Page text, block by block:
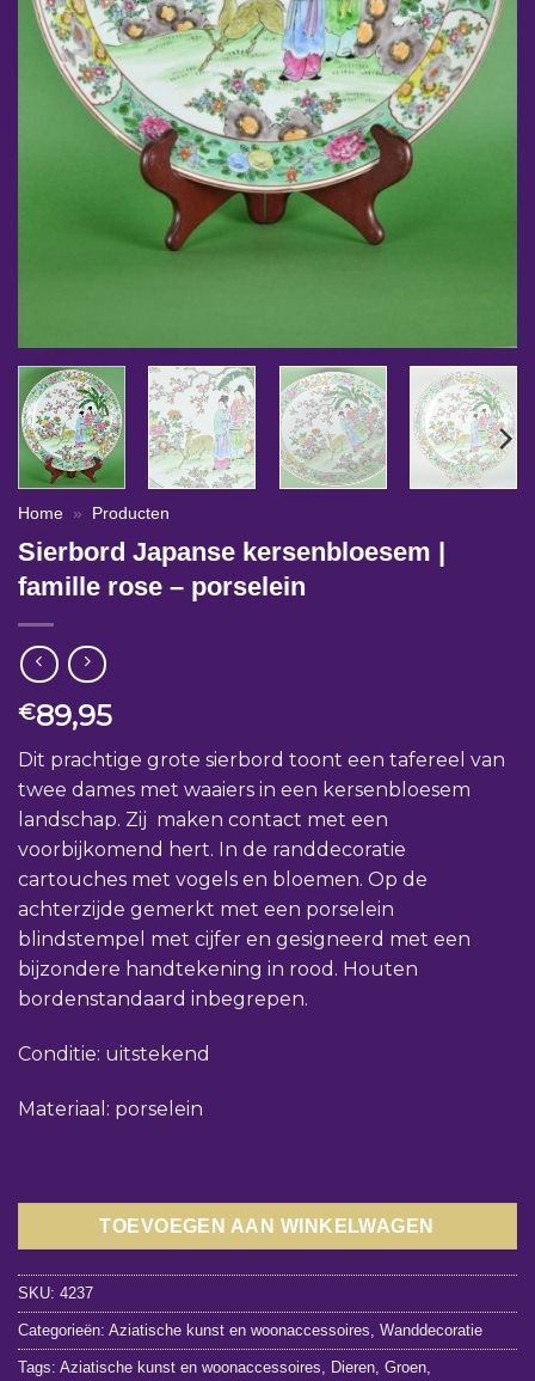
Home » Producten
Sierbord Japanse kersenbloesem |
famille rose – porselein
€89,95
Dit prachtige grote sierbord toont een tafereel van
twee dames met waaiers in een kersenbloesem
landschap. Zij maken contact met een
voorbijkomend hert. In de randdecoratie
cartouches met vogels en bloemen. Op de
achterzijde gemerkt met een porselein
blindstempel met cijfer en gesigneerd met een
bijzondere handtekening in rood. Houten
bordenstandaard inbegrepen.
Conditie: uitstekend
Materiaal: porselein
TOEVOEGEN AAN WINKELWAGEN
SKU: 4237
Categorieën: Aziatische kunst en woonaccessoires, Wanddecoratie
Tags: Aziatische kunst en woonaccessoires, Dieren, Groen,